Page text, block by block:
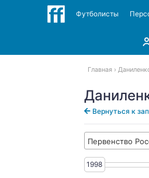
Футболисты
Главная
Вернуться к
Первенство
1998
1998